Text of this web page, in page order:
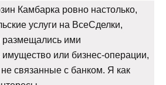
Камбарка ровно настолько,
услуги на ВсеСделки,
размещались ими
имущество или бизнес-операции,
связанные с банком. Я как